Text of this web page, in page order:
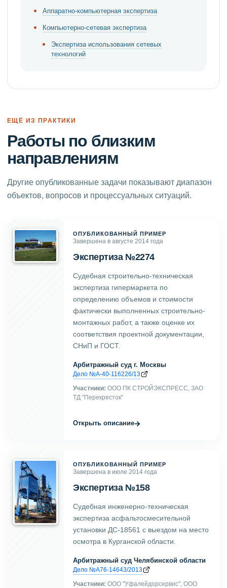
Аппаратно-компьютерная экспертиза
Компьютерно-сетевая экспертиза
Экспертиза использования сетевых
технологий
ЕЩЁ ИЗ ПРАКТИКИ
Работы по близким
направлениям
Другие опубликованные задачи показывают диапазон
объектов, вопросов и процессуальных ситуаций.
ОПУБЛИКОВАННЫЙ ПРИМЕР
Завершена в августе 2014 года
Экспертиза №2274
Судебная строительно-техническая
экспертиза гипермаркета по
определению объемов и стоимости
фактически выполненных строительно-
монтажных работ, а также оценке их
соответствия проектной документации,
СНиП и ГОСТ.
Арбитражный суд г. Москвы
Дело №А-40-116226/13
Участники: ООО ПК СТРОЙЭКСПРЕСС, ЗАО
ТД "Перекресток"
Открыть описание→
ОПУБЛИКОВАННЫЙ ПРИМЕР
Завершена в июле 2014 года
Экспертиза №158
Судебная инженерно-техническая
экспертиза асфальтосмесительной
установки ДС-18561 с выездом на место
осмотра в Курганской области.
Арбитражный суд Челябинской области
Дело №А76-14643/2013
Участники: ООО "Уфалейдорсервис", ООО